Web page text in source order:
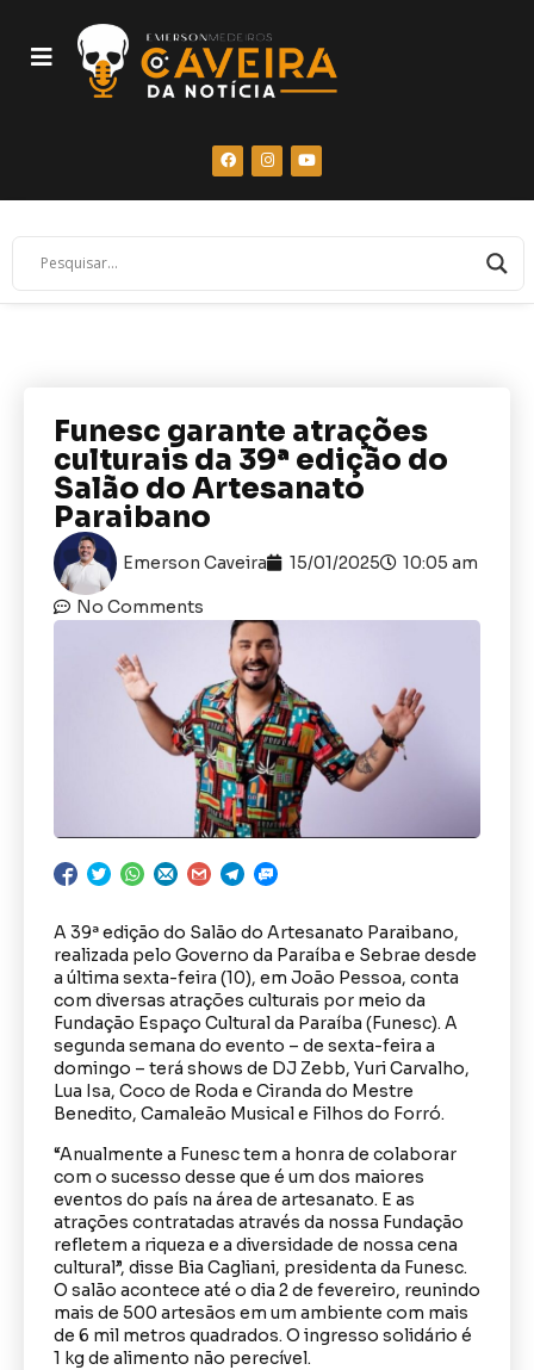
Funesc garante atrações
culturais da 39ª edição do
Salão do Artesanato
Paraibano
Emerson Caveira 15/01/2025 10:05 am
No Comments
A 39ª edição do Salão do Artesanato Paraibano,
realizada pelo Governo da Paraíba e Sebrae desde
a última sexta-feira (10), em João Pessoa, conta
com diversas atrações culturais por meio da
Fundação Espaço Cultural da Paraíba (Funesc). A
segunda semana do evento – de sexta-feira a
domingo – terá shows de DJ Zebb, Yuri Carvalho,
Lua Isa, Coco de Roda e Ciranda do Mestre
Benedito, Camaleão Musical e Filhos do Forró.
“Anualmente a Funesc tem a honra de colaborar
com o sucesso desse que é um dos maiores
eventos do país na área de artesanato. E as
atrações contratadas através da nossa Fundação
refletem a riqueza e a diversidade de nossa cena
cultural”, disse Bia Cagliani, presidenta da Funesc.
O salão acontece até o dia 2 de fevereiro, reunindo
mais de 500 artesãos em um ambiente com mais
de 6 mil metros quadrados. O ingresso solidário é
1 kg de alimento não perecível.